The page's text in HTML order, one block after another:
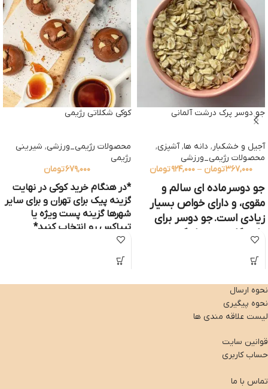
جو دوسر پرک درشت آلمانی
آجیل و خشکبار , دانه ها, آشپزی,
محصولات رژیمی_ورزشی
۳۶۷,۰۰۰تومان – ۹۲۴,۰۰۰تومان
جو دوسرماده ای سالم و
مقوی، و دارای خواص بسیار
زیادی است. جو دوسر برای
دارندگان هر چهار گروه
توان صبحانه، میان وعده،
تهیه کرد.جو دوسر صبحانه ای
مناسب و مقوی است. یک
فنجان کوچک جو دوسر پخته
گرم فیبر و شش گرم
همچنین حاوی منیزیم، فسفر،
کوکی شکلاتی رژیمی
محصولات رژیمی_ورزشی, شیرینی
رژیمی
۶۷۹,۰۰۰تومان
*در هنگام خرید کوکی در نهایت
گزینه پیک برای تهران و برای سایر
شهرها گزینه پست ویژه یا
تیپاکس رو انتخاب کنید*
**در صورتی که ارسال با پست
انتخاب شود، هر گونه آسیب به
نحوه ارسال
نحوه پیگیری
لیست علاقه مندی ها
قوانین سایت
حساب کاربری
تماس با ما